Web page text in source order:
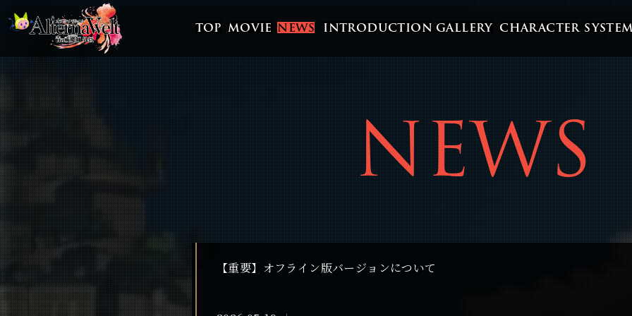
TOP MOVIE NEWS INTRODUCTION GALLERY CHARACTER
NEWS
【重要】オフライン版バージョンについて